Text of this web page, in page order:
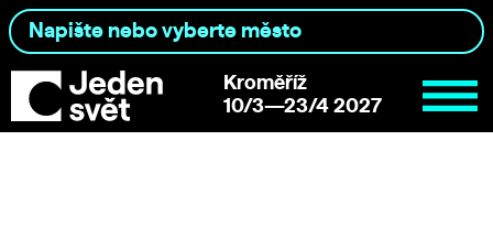
Kroměříž
10/3—23/4 2027